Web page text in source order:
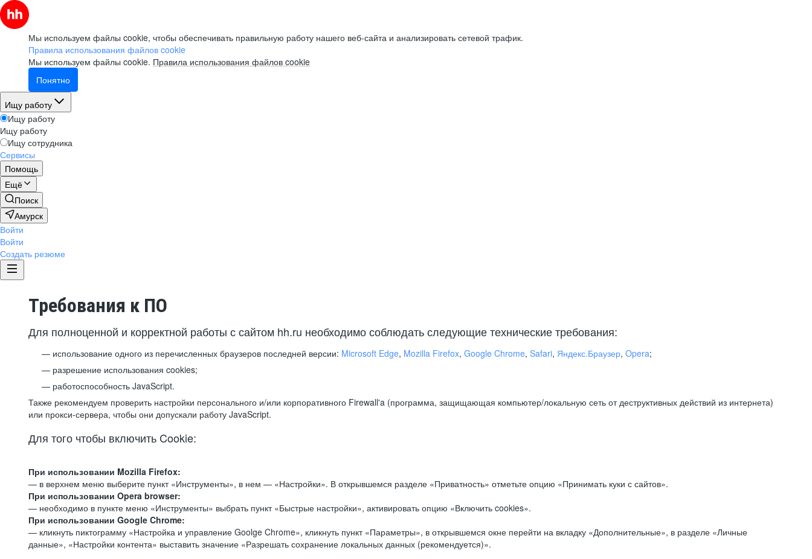
Мы используем файлы cookie, чтобы обеспечивать правильную работу нашего веб-сайта и анализировать сетевой трафик.
Правила использования файлов cookie
Мы используем файлы cookie. Правила использования файлов cookie
Понятно
Ищу работу
Ищу работу
Ищу работу
Ищу сотрудника
Сервисы
Помощь
Ещё
Поиск
Амурск
Войти
Войти
Создать резюме
Требования к ПО
Для полноценной и корректной работы с сайтом hh.ru необходимо соблюдать следующие технические требования:
использование одного из перечисленных браузеров последней версии: Microsoft Edge, Mozilla Firefox, Google Chrome, Safari, Яндекс.Браузер, Opera;
разрешение использования cookies;
работоспособность JavaScript.
Также рекомендуем проверить настройки персонального и/или корпоративного Firewall'a (программа, защищающая компьютер/локальную сеть от деструктивных действий из интернета)
или прокси-сервера, чтобы они допускали работу JavaScript.
Для того чтобы включить Cookie:
При использовании Mozilla Firefox:
— в верхнем меню выберите пункт «Инструменты», в нем — «Настройки». В открывшемся разделе «Приватность» отметьте опцию «Принимать куки с сайтов».
При использовании Opera browser:
— необходимо в пункте меню «Инструменты» выбрать пункт «Быстрые настройки», активировать опцию «Включить cookies».
При использовании Google Chrome:
— кликнуть пиктограмму «Настройка и управление Goolge Chrome», кликнуть пункт «Параметры», в открывшемся окне перейти на вкладку «Дополнительные», в разделе «Личные
данные», «Настройки контента» выставить значение «Разрешать сохранение локальных данных (рекомендуется)».